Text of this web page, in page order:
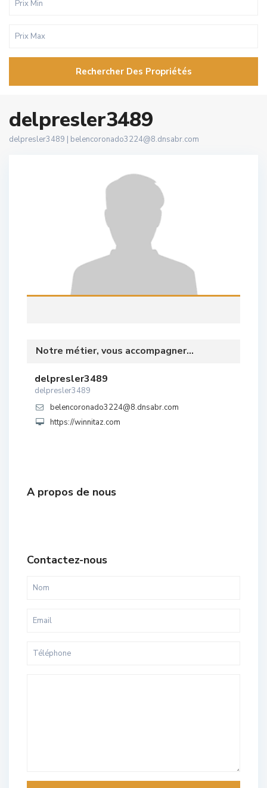
Rechercher Des Propriétés
delpresler3489
delpresler3489 | belencoronado3224@8.dnsabr.com
Notre métier, vous accompagner...
delpresler3489
delpresler3489
belencoronado3224@8.dnsabr.com
https://winnitaz.com
A propos de nous
Contactez-nous